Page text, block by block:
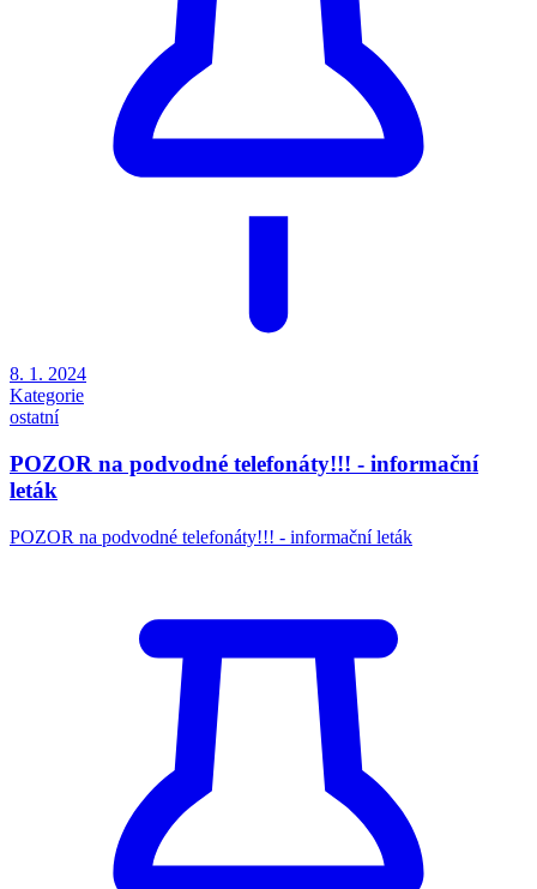
8. 1. 2024
Kategorie
ostatní
POZOR na podvodné telefonáty!!! - informační
leták
POZOR na podvodné telefonáty!!! - informační leták